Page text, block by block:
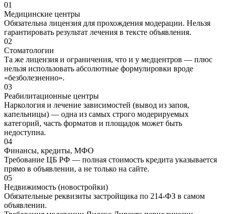
01
Медицинские центры
Обязательна лицензия для прохождения модерации. Нельзя
гарантировать результат лечения в тексте объявления.
02
Стоматологии
Та же лицензия и ограничения, что и у медцентров — плюс
нельзя использовать абсолютные формулировки вроде
«безболезненно».
03
Реабилитационные центры
Наркология и лечение зависимостей (вывод из запоя,
капельницы) — одна из самых строго модерируемых
категорий, часть форматов и площадок может быть
недоступна.
04
Финансы, кредиты, МФО
Требование ЦБ РФ — полная стоимость кредита указывается
прямо в объявлении, а не только на сайте.
05
Недвижимость (новостройки)
Обязательные реквизиты застройщика по 214-ФЗ в самом
объявлении.